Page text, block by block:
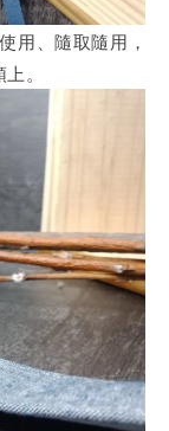
用、隨取隨用，
。